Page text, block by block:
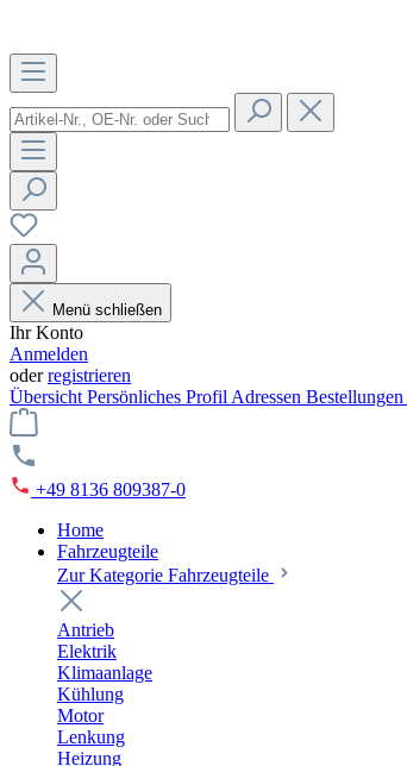
Menü schließen
Ihr Konto
Anmelden
oderregistrieren
Übersicht Persönliches Profil Adressen Bestellungen
+49 8136 809387-0
Home
Fahrzeugteile
Zur Kategorie Fahrzeugteile
Antrieb
Elektrik
Klimaanlage
Kühlung
Motor
Lenkung
Heizung